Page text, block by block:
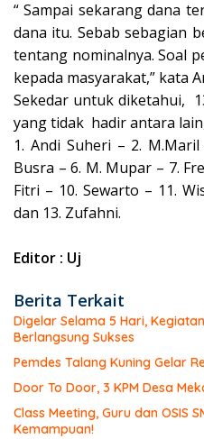
“ Sampai sekarang dana
dana itu. Sebab sebagian
tentang nominalnya. Soal
kepada masyarakat,” kata
Sekedar untuk diketahui,
yang tidak hadir antara
1. Andi Suheri – 2.
Busra – 6. M. Mupar – 7.
Fitri – 10. Sewarto – 11.
dan 13. Zufahni.
Editor : Uj
Berita Terkait
Digelar Selama 5 Hari,
Berlangsung Sukses
Pemdes Talang Kuning Gelar
Door To Door, 3 KPM Desa
Class Meeting, Guru dan OSIS
Kemampuan!